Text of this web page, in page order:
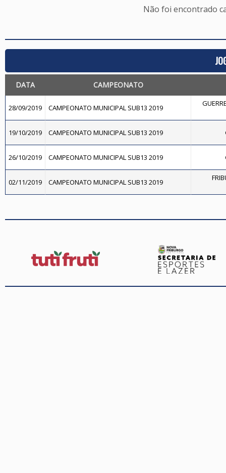
Não foi encontrado
DATA CAMPEONATO
28/09/2019 CAMPEONATO MUNICIPAL SUB13 2019
19/10/2019 CAMPEONATO MUNICIPAL SUB13 2019
26/10/2019 CAMPEONATO MUNICIPAL SUB13 2019
02/11/2019 CAMPEONATO MUNICIPAL SUB13 2019